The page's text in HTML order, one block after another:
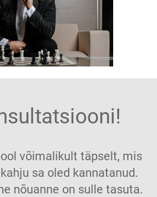
võimalikult täpselt, mis
sa oled kannatanud.
nõuanne on sulle tasuta.